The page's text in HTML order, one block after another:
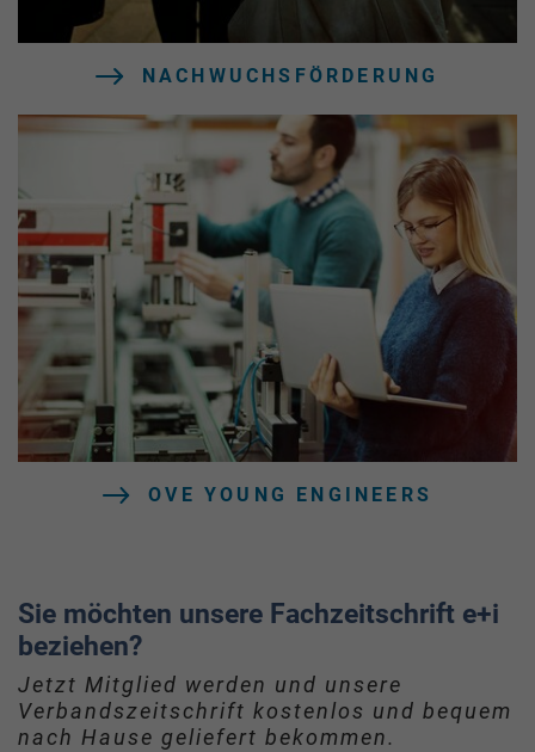
NACHWUCHSFÖRDERUNG
OVE YOUNG ENGINEERS
Sie möchten unsere Fachzeitschrift e+i
beziehen?
Jetzt Mitglied werden und unsere
Verbandszeitschrift kostenlos und bequem
nach Hause geliefert bekommen.